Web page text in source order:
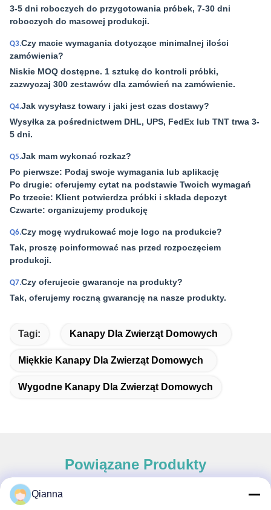
3-5 dni roboczych do przygotowania próbek, 7-30 dni
roboczych do masowej produkcji.
Q3.Czy macie wymagania dotyczące minimalnej ilości
zamówienia?
Niskie MOQ dostępne. 1 sztukę do kontroli próbki,
zazwyczaj 300 zestawów dla zamówień na zamówienie.
Q4.Jak wysyłasz towary i jaki jest czas dostawy?
Wysyłka za pośrednictwem DHL, UPS, FedEx lub TNT trwa 3-
5 dni.
Q5.Jak mam wykonać rozkaz?
Po pierwsze: Podaj swoje wymagania lub aplikację
Po drugie: oferujemy cytat na podstawie Twoich wymagań
Po trzecie: Klient potwierdza próbki i składa depozyt
Czwarte: organizujemy produkcję
Q6.Czy mogę wydrukować moje logo na produkcie?
Tak, proszę poinformować nas przed rozpoczęciem
produkcji.
Q7.Czy oferujecie gwarancje na produkty?
Tak, oferujemy roczną gwarancję na nasze produkty.
Tagi: Kanapy Dla Zwierząt Domowych
Miękkie Kanapy Dla Zwierząt Domowych
Wygodne Kanapy Dla Zwierząt Domowych
Powiązane Produkty
Qianna